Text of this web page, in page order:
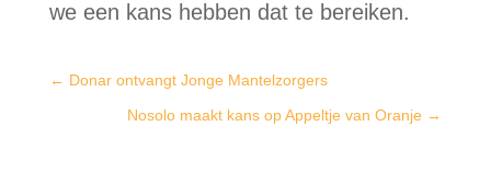
we een kans hebben dat te bereiken.
← Donar ontvangt Jonge Mantelzorgers
Nosolo maakt kans op Appeltje van Oranje →